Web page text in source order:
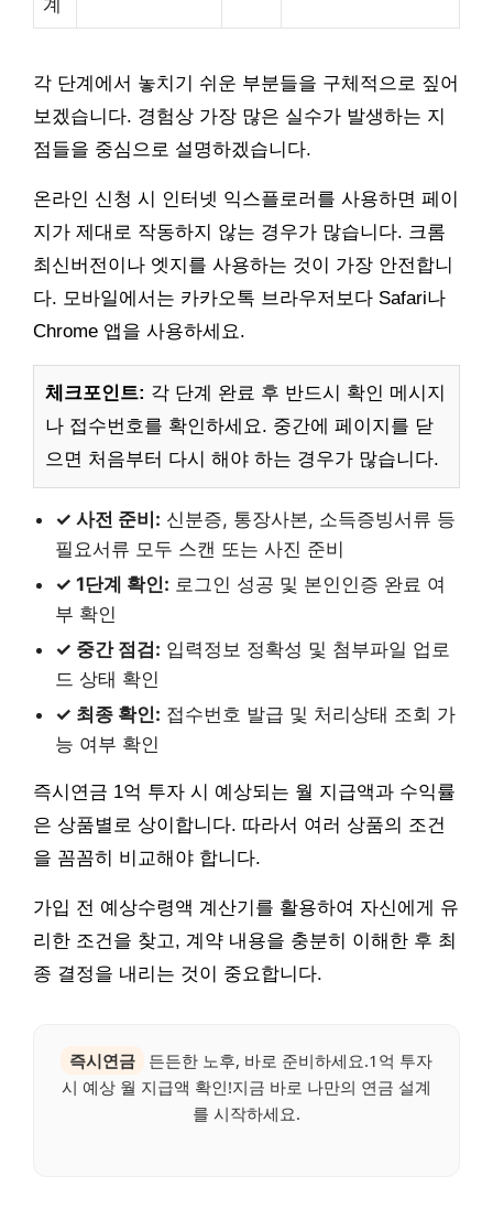
각 단계에서 놓치기 쉬운 부분들을 구체적으로 짚어
보겠습니다. 경험상 가장 많은 실수가 발생하는 지
점들을 중심으로 설명하겠습니다.
온라인 신청 시 인터넷 익스플로러를 사용하면 페이
지가 제대로 작동하지 않는 경우가 많습니다. 크롬
최신버전이나 엣지를 사용하는 것이 가장 안전합니
다. 모바일에서는 카카오톡 브라우저보다 Safari나
Chrome 앱을 사용하세요.
체크포인트: 각 단계 완료 후 반드시 확인 메시지
나 접수번호를 확인하세요. 중간에 페이지를 닫
으면 처음부터 다시 해야 하는 경우가 많습니다.
✓ 사전 준비: 신분증, 통장사본, 소득증빙서류 등
필요서류 모두 스캔 또는 사진 준비
✓ 1단계 확인: 로그인 성공 및 본인인증 완료 여
부 확인
✓ 중간 점검: 입력정보 정확성 및 첨부파일 업로
드 상태 확인
✓ 최종 확인: 접수번호 발급 및 처리상태 조회 가
능 여부 확인
즉시연금 1억 투자 시 예상되는 월 지급액과 수익률
은 상품별로 상이합니다. 따라서 여러 상품의 조건
을 꼼꼼히 비교해야 합니다.
가입 전 예상수령액 계산기를 활용하여 자신에게 유
리한 조건을 찾고, 계약 내용을 충분히 이해한 후 최
종 결정을 내리는 것이 중요합니다.
즉시연금
든든한 노후, 바로 준비하세요.1억 투자
시 예상 월 지급액 확인!지금 바로 나만의 연금 설계
를 시작하세요.